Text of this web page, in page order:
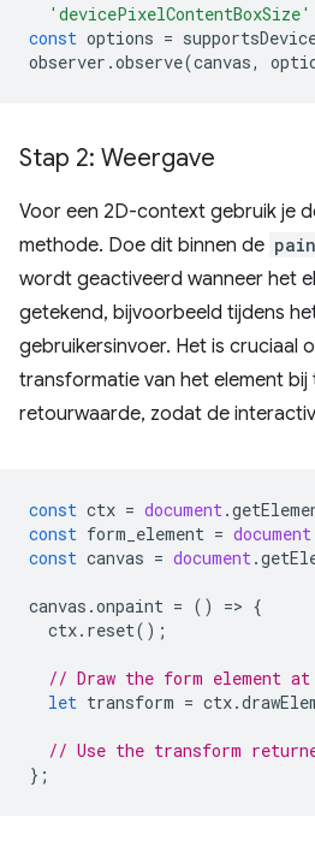
'devicePixelContentBoxSize'
const options =
observer .observe(canvas,
Stap 2: Weergave
Voor een 2D-context gebruik je
methode. Doe dit binnen de
wordt geactiveerd wanneer het
getekend, bijvoorbeeld tijdens
gebruikersinvoer. Het is cruciaal
transformatie van het element bij
retourwaarde, zodat de
const ctx = document.
const form_element = document
const canvas = document.
canvas .onpaint = () => {
ctx. reset();
// Draw the form element
let transform = ctx.
// Use the transform
};